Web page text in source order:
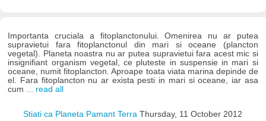
Importanta cruciala a fitoplanctonului. Omenirea nu ar putea
supravietui fara fitoplanctonul din mari si oceane (plancton
vegetal). Planeta noastra nu ar putea supravietui fara acest mic si
insignifiant organism vegetal, ce pluteste in suspensie in mari si
oceane, numit fitoplancton. Aproape toata viata marina depinde de
el. Fara fitoplancton nu ar exista pesti in mari si oceane, iar asa
cum ... read all
Stiati ca Planeta Pamant Terra Thursday, 11 October 2012